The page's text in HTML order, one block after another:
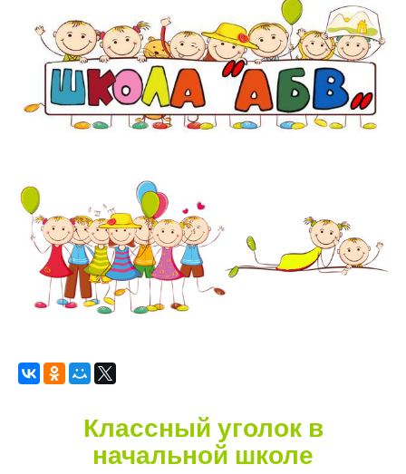
Классный уголок в
начальной школе